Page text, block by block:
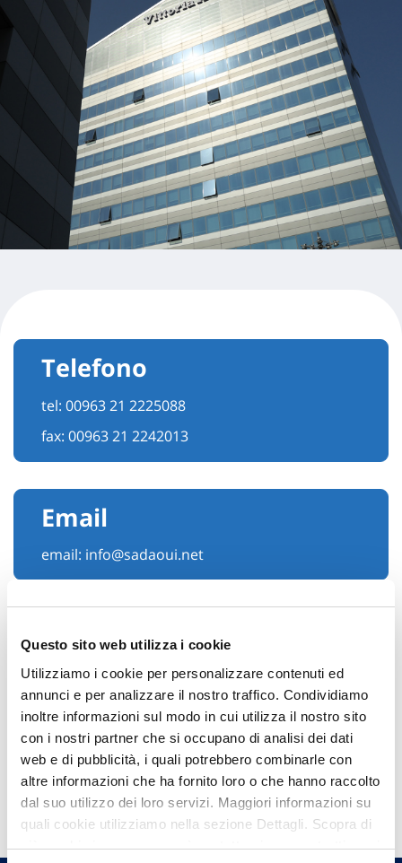
Questo sito web utilizza i cookie
Utilizziamo i cookie per personalizzare contenuti ed
annunci e per analizzare il nostro traffico. Condividiamo
inoltre informazioni sul modo in cui utilizza il nostro sito
con i nostri partner che si occupano di analisi dei dati
web e di pubblicità, i quali potrebbero combinarle con
altre informazioni che ha fornito loro o che hanno raccolto
dal suo utilizzo dei loro servizi. Maggiori informazioni su
quali cookie utilizziamo nella sezione Dettagli. Scopra di
più su chi siamo, come può contattarci e come trattiamo i
Telefono
tel: 00963 21 2225088
fax: 00963 21 2242013
Email
email: info@sadaoui.net
Hai bisogno di
informazioni?
Trova l'Agenzia più vicina a te e parla con